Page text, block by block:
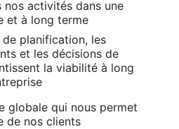
nos activités dans une
et à long terme
de planification, les
et les décisions de
la viabilité à long
globale qui nous permet
de nos clients